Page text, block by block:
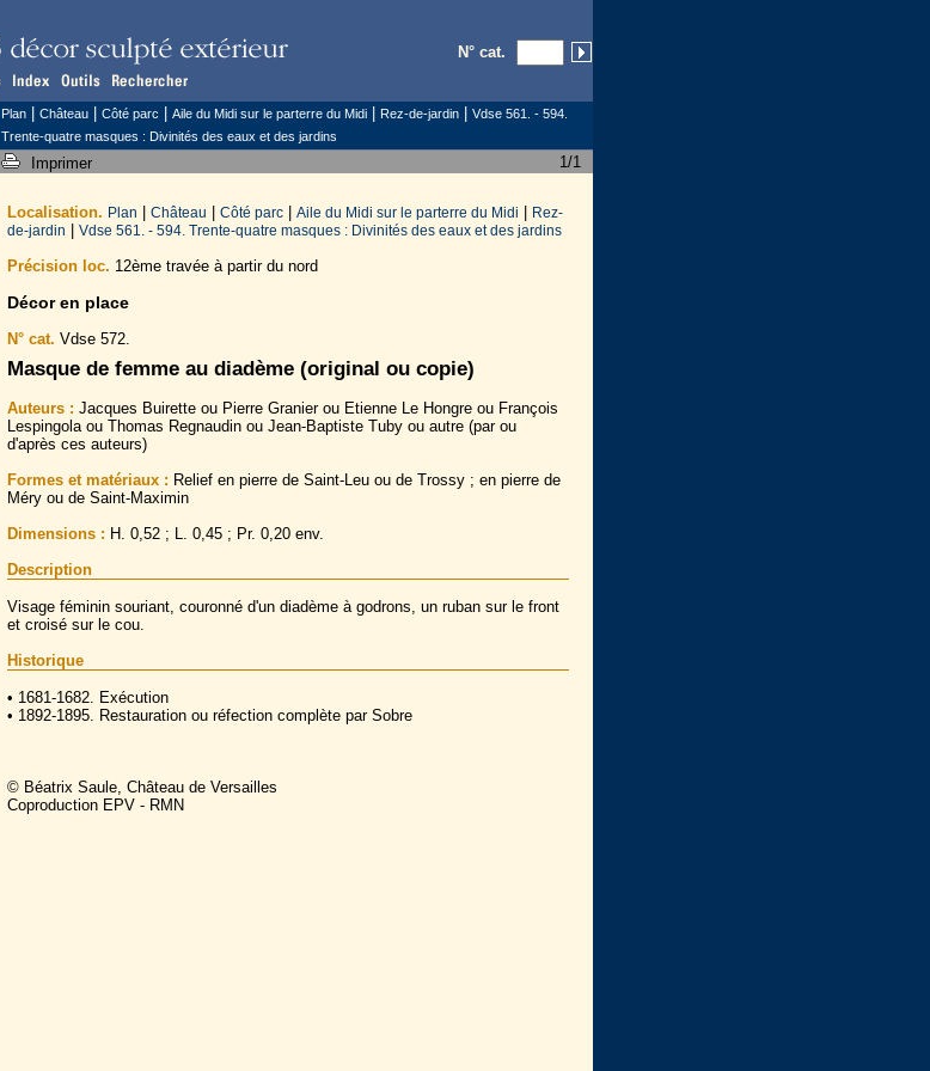
N° cat.
Localisation. Plan Château Côté parc Aile du Midi sur le parterre du Midi
Rez-
de-jardin
Vdse 561. - 594. Trente-quatre masques : Divinités des eaux et des jardins
Précision loc. 12ème travée à partir du nord
Décor en place
N° cat. Vdse 572.
Masque de femme au diadème (original ou copie)
Auteurs : Jacques Buirette ou Pierre Granier ou Etienne Le Hongre ou François
Lespingola ou Thomas Regnaudin ou Jean-Baptiste Tuby ou autre (par ou
d'après ces auteurs)
Formes et matériaux : Relief en pierre de Saint-Leu ou de Trossy ; en pierre de
Méry ou de Saint-Maximin
Dimensions : H. 0,52 ; L. 0,45 ; Pr. 0,20 env.
Description
Visage féminin souriant, couronné d'un diadème à godrons, un ruban sur le front
et croisé sur le cou.
Historique
• 1681-1682. Exécution
• 1892-1895. Restauration ou réfection complète par Sobre
© Béatrix Saule, Château de Versailles
Coproduction EPV - RMN
Plan Château Côté parc Aile du Midi sur le parterre du Midi Rez-de-jardin
Vdse 561. - 594.
Trente-quatre masques : Divinités des eaux et des jardins
Imprimer 1/1